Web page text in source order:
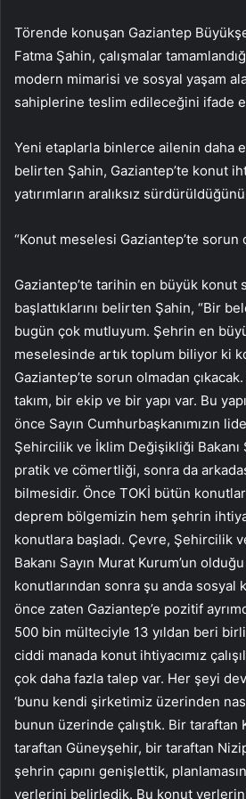
Törende konuşan Gaziantep
Fatma Şahin, çalışmalar
modern mimarisi ve sosyal yaşam
sahiplerine teslim edileceğini ifade
Yeni etaplarla binlerce ailenin daha
belirten Şahin, Gaziantep’te konut
yatırımların aralıksız
“Konut meselesi Gaziantep’te sorun
Gaziantep’te tarihin en büyük konut
başlattıklarını belirten Şahin, “Bir
bugün çok mutluyum. Şehrin en
meselesinde artık toplum biliyor ki
Gaziantep’te sorun olmadan
takım, bir ekip ve bir yapı var. Bu
önce Sayın Cumhurbaşkanımızın
Şehircilik ve İklim Değişikliği Bakanı
pratik ve cömertliği, sonra da
bilmesidir. Önce TOKİ bütün
deprem bölgemizin hem şehrin
konutlara başladı. Çevre, Şehircilik
Bakanı Sayın Murat Kurum’un
konutlarından sonra şu anda sosyal
önce zaten Gaziantep’e pozitif
500 bin mülteciyle 13 yıldan beri
ciddi manada konut ihtiyacımız
çok daha fazla talep var. Her şeyi
‘bunu kendi şirketimiz üzerinden
bunun üzerinde çalıştık. Bir taraftan
taraftan Güneyşehir, bir taraftan
şehrin çapını genişlettik,
yerlerini belirledik. Bu konut